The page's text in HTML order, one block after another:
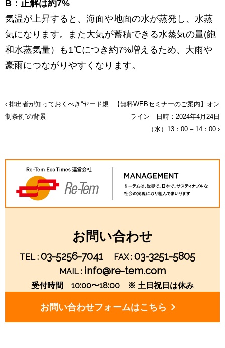
B：正解は約7%
気温が上昇すると、海面や地面の水が蒸発し、水蒸
気になります。また大気が蓄積できる水蒸気の量(飽
和水蒸気量）も1℃につき約7%増えるため、大雨や
豪雨につながりやすくなります。
投
ナ
ゲ
排出者が知っておくべき“ヤード規
制条例”の背景
【無料WEBセミナーのご案内】オン
ライン 日時：2024年4月24日
（水）13：00 – 14：00
お問い合わせ
TEL : 03-5256-7041 FAX : 03-3251-5805
MAIL : info@re-tem.com
受付時間 10:00〜18:00 ※ 土日祝日は休み
お問い合わせフォームはこちら